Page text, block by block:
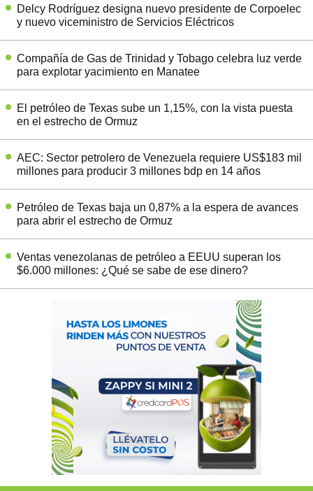
Delcy Rodríguez designa nuevo presidente de Corpoelec
y nuevo viceministro de Servicios Eléctricos
Compañía de Gas de Trinidad y Tobago celebra luz verde
para explotar yacimiento en Manatee
El petróleo de Texas sube un 1,15%, con la vista puesta
en el estrecho de Ormuz
AEC: Sector petrolero de Venezuela requiere US$183 mil
millones para producir 3 millones bdp en 14 años
Petróleo de Texas baja un 0,87% a la espera de avances
para abrir el estrecho de Ormuz
Ventas venezolanas de petróleo a EEUU superan los
$6.000 millones: ¿Qué se sabe de ese dinero?